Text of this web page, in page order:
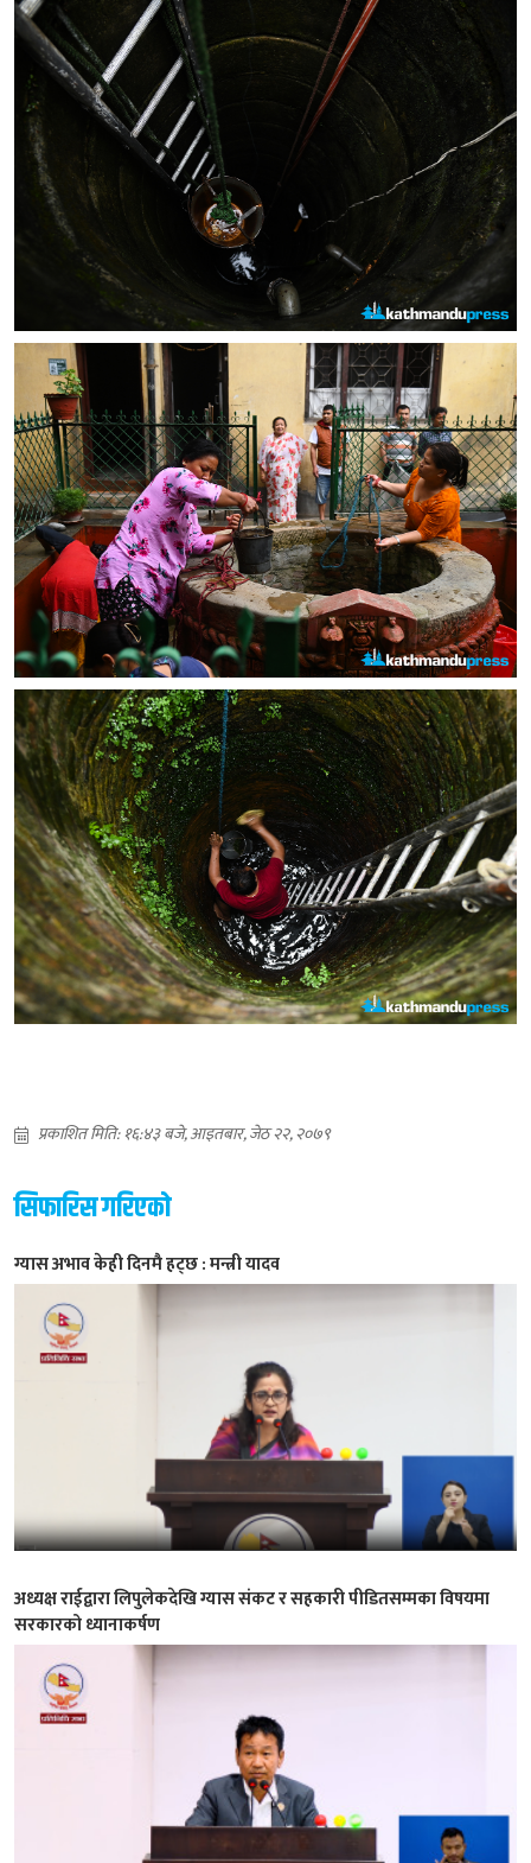
प्रकाशित मिति: १६:४३ बजे, आइतबार, जेठ २२, २०७९
सिफारिस गरिएको
ग्यास अभाव केही दिनमै हट्छ : मन्त्री यादव
अध्यक्ष राईद्वारा लिपुलेकदेखि ग्यास संकट र सहकारी पीडितसम्मका विषयमा
सरकारको ध्यानाकर्षण